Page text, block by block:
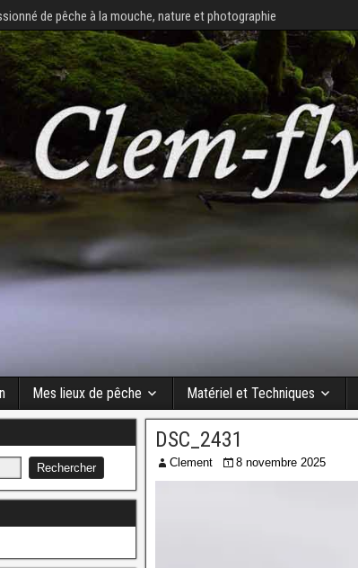
de pêche à la mouche, nature et photographie
Mes lieux de pêche Matériel et Techniques
DSC_2431
Clement 8 novembre 2025